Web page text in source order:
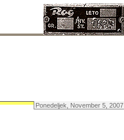
Ponedeljek, November 5, 2007